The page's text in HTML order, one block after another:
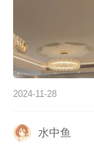
2024-11-28
水中鱼